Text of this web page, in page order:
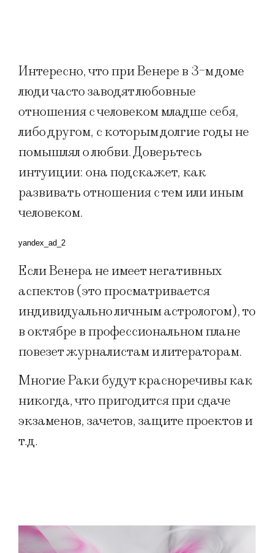
Интересно, что при Венере в 3-м доме
люди часто заводят любовные
отношения с человеком младше себя,
либо другом, с которым долгие годы не
помышлял о любви. Доверьтесь
интуиции: она подскажет, как
развивать отношения с тем или иным
человеком.
yandex_ad_2
Если Венера не имеет негативных
аспектов (это просматривается
индивидуально личным астрологом), то
в октябре в профессиональном плане
повезет журналистам и литераторам.
Многие Раки будут красноречивы как
никогда, что пригодится при сдаче
экзаменов, зачетов, защите проектов и
т.д.